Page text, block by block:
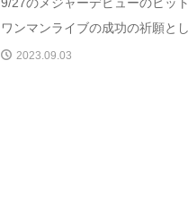
ワンマンライブの成功の祈願と
2023.09.03